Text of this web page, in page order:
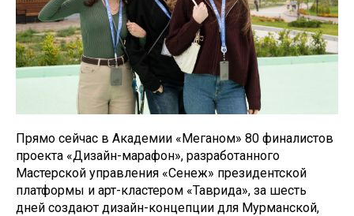
Прямо сейчас в Академии «Меганом» 80 финалистов
проекта «Дизайн-марафон», разработанного
Мастерской управления «Сенеж» президентской
платформы и арт-кластером «Таврида», за шесть
дней создают дизайн-концепции для Мурманской,